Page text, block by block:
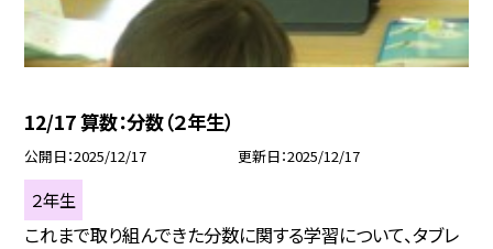
12/17 算数：分数（２年生）
公開日 2025/12/17 更新日 2025/12/17
２年生
これまで取り組んできた分数に関する学習について、タブレ